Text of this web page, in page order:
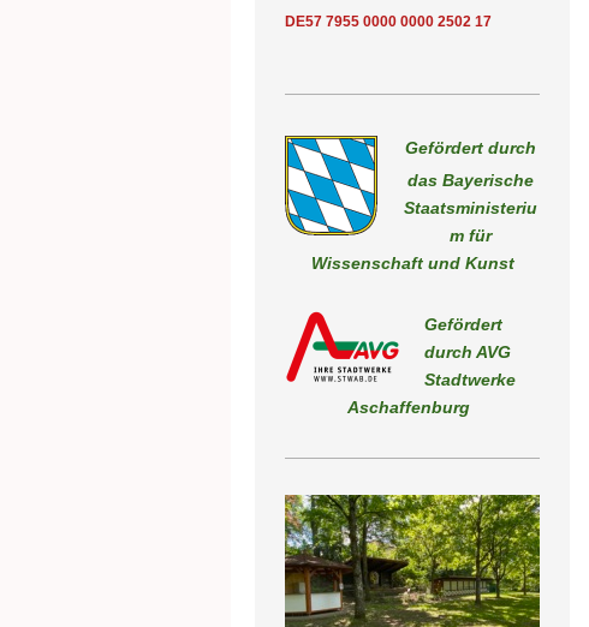
DE57 7955 0000 0000 2502 17
Gefördert durch
das Bayerische
Staatsministeriu
m für
Wissenschaft und Kunst
Gefördert
durch AVG
Stadtwerke
Aschaffenburg